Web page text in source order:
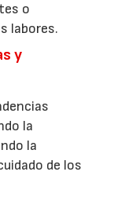
o
labores.
y
la
la
de los